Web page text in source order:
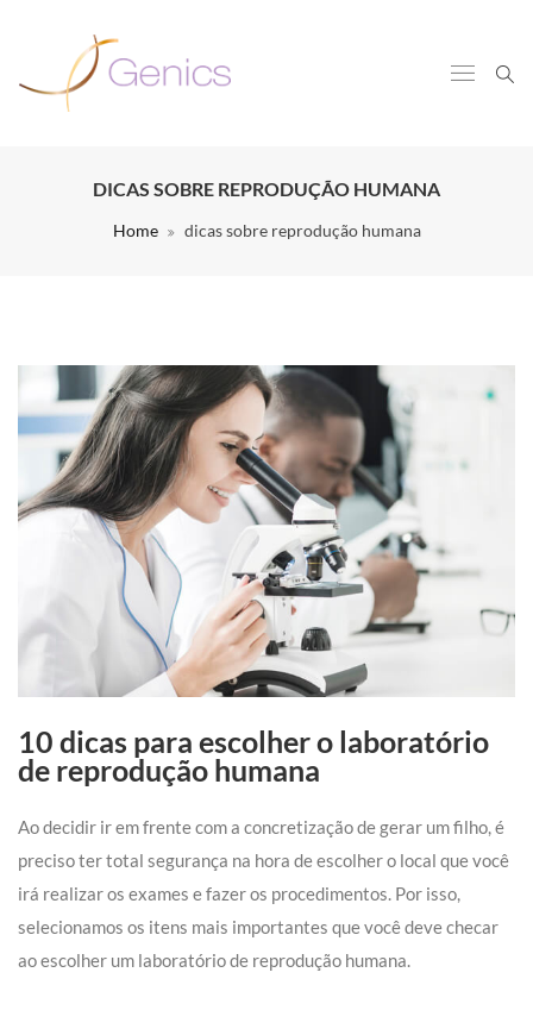
DICAS SOBRE REPRODUÇÃO HUMANA
Home dicas sobre reprodução humana
10 dicas para escolher o laboratório
de reprodução humana
Ao decidir ir em frente com a concretização de gerar um filho, é
preciso ter total segurança na hora de escolher o local que você
irá realizar os exames e fazer os procedimentos. Por isso,
selecionamos os itens mais importantes que você deve checar
ao escolher um laboratório de reprodução humana.